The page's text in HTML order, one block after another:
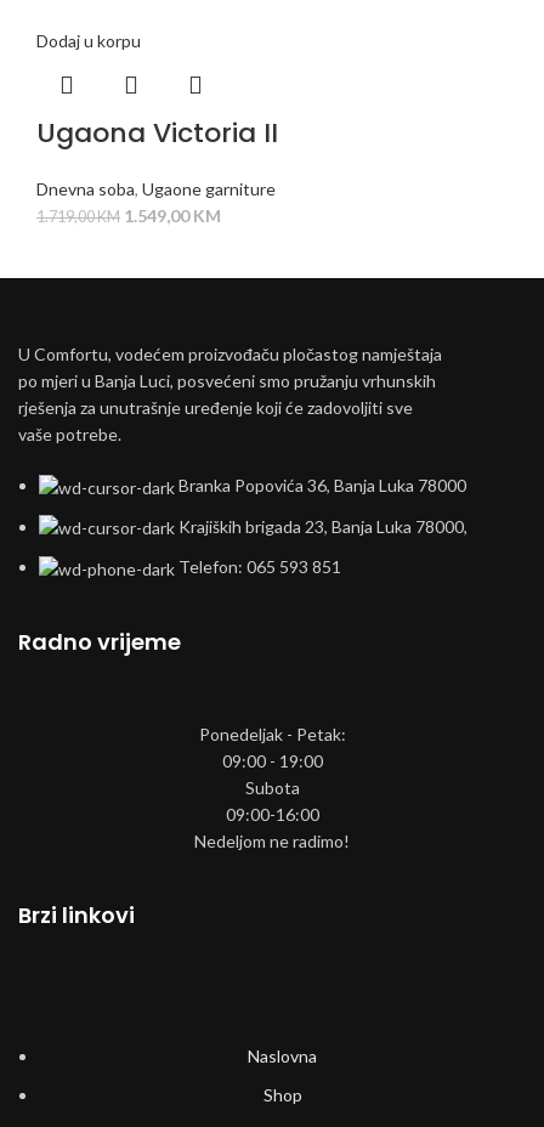
Dodaj u korpu
Ugaona Victoria II
Dnevna soba, Ugaone garniture
1.719,00KM 1.549,00KM
U Comfortu, vodećem proizvođaču pločastog namještaja
po mjeri u Banja Luci, posvećeni smo pružanju vrhunskih
rješenja za unutrašnje uređenje koji će zadovoljiti sve
vaše potrebe.
Branka Popovića 36, Banja Luka 78000
Krajiških brigada 23, Banja Luka 78000,
Telefon: 065 593 851
Radno vrijeme
Ponedeljak - Petak:
09:00 - 19:00
Subota
09:00-16:00
Nedeljom ne radimo!
Brzi linkovi
Naslovna
Shop